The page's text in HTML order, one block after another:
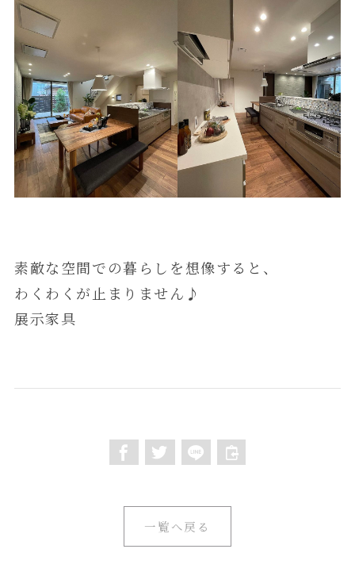
素敵な空間での暮らしを想像すると、
わくわくが止まりません♪
展示家具
一覧へ戻る